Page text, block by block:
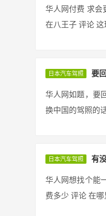
华人网付费 求会
在八王子 评论 这
日本汽车驾照 要
华人网如题，要
换中国的驾照的
日本汽车驾照 有
华人网想找个能
费多少 评论 在